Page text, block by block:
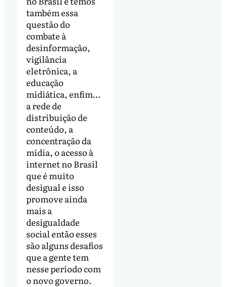
também essa
questão do
combate à
desinformação,
vigilância
eletrônica, a
educação
midiática, enfim…
a rede de
distribuição de
conteúdo, a
concentração da
mídia, o acesso à
internet no Brasil
que é muito
desigual e isso
promove ainda
mais a
desigualdade
social então esses
são alguns desafios
que a gente tem
nesse período com
o novo governo.